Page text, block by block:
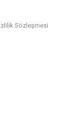
Sözleşmesi